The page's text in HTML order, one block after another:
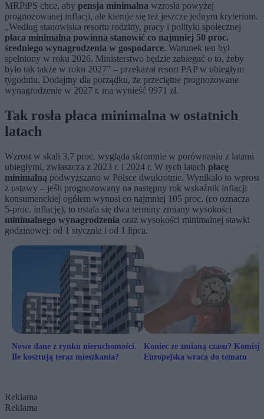
MRPiPS chce, aby pensja minimalna wzrosła powyżej
prognozowanej inflacji, ale kieruje się też jeszcze jednym kryterium.
„Według stanowiska resortu rodziny, pracy i polityki społecznej
płaca minimalna powinna stanowić co najmniej 50 proc.
średniego wynagrodzenia w gospodarce. Warunek ten był
spełniony w roku 2026. Ministerstwo będzie zabiegać o to, żeby
było tak także w roku 2027” – przekazał resort PAP w ubiegłym
tygodniu. Dodajmy dla porządku, że przeciętne prognozowane
wynagrodzenie w 2027 r. ma wynieść 9971 zł.
Tak rosła płaca minimalna w ostatnich
latach
Wzrost w skali 3,7 proc. wygląda skromnie w porównaniu z latami
ubiegłymi, zwłaszcza z 2023 r. i 2024 r. W tych latach płacę
minimalną podwyższano w Polsce dwukrotnie. Wynikało to wprost
z ustawy – jeśli prognozowany na następny rok wskaźnik inflacji
konsumenckiej ogółem wynosi co najmniej 105 proc. (co oznacza
5-proc. inflację), to ustala się dwa terminy zmiany wysokości
minimalnego wynagrodzenia oraz wysokości minimalnej stawki
godzinowej: od 1 stycznia i od 1 lipca.
Nowe dane z rynku nieruchomości.
Ile kosztują teraz mieszkania?
Koniec ze zmianą czasu? Komisja
Europejska wraca do tematu
Reklama
Reklama